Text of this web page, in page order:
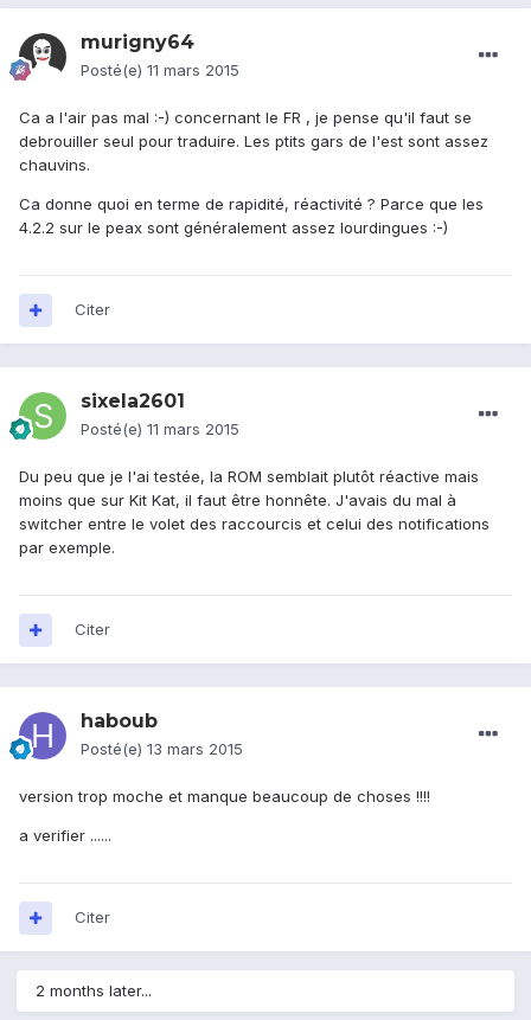
murigny64
Posté(e) 11 mars 2015
Ca a l'air pas mal :-) concernant le FR , je pense qu'il faut se
debrouiller seul pour traduire. Les ptits gars de l'est sont assez
chauvins.
Ca donne quoi en terme de rapidité, réactivité ? Parce que les
4.2.2 sur le peax sont généralement assez lourdingues :-)
Citer
sixela2601
Posté(e) 11 mars 2015
Du peu que je l'ai testée, la ROM semblait plutôt réactive mais
moins que sur Kit Kat, il faut être honnête. J'avais du mal à
switcher entre le volet des raccourcis et celui des notifications
par exemple.
Citer
haboub
Posté(e) 13 mars 2015
version trop moche et manque beaucoup de choses !!!!
a verifier ......
Citer
2 months later...